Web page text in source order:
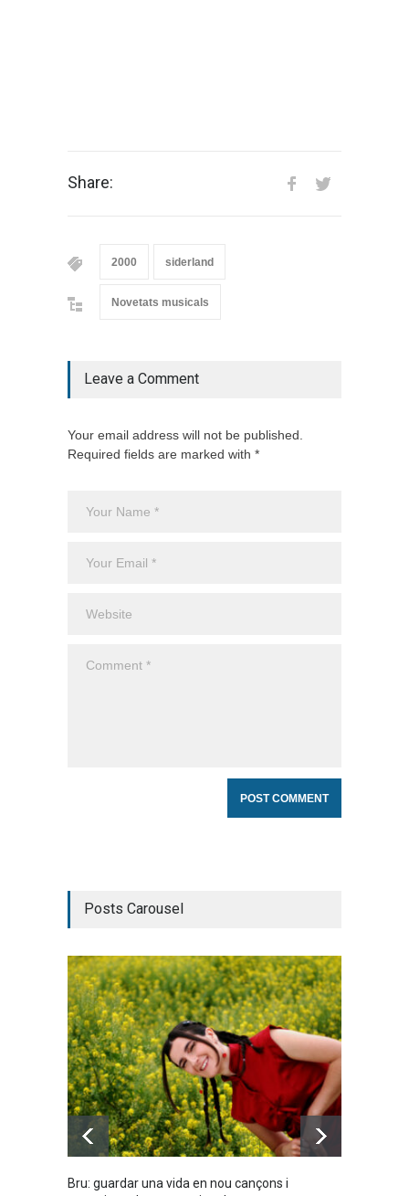
Share:
2000 siderland
Novetats musicals
Leave a Comment
Your email address will not be published.
Required fields are marked with *
Posts Carousel
Bru: guardar una vida en nou cançons i